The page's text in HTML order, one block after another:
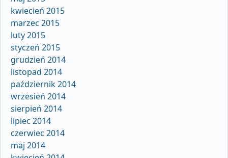
kwiecień 2015
marzec 2015
luty 2015
styczeń 2015
grudzień 2014
listopad 2014
październik 2014
wrzesień 2014
sierpień 2014
lipiec 2014
czerwiec 2014
maj 2014